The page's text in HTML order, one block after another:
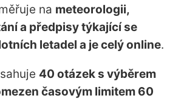
na meteorologii,
a předpisy týkající se
letadel a je celý online.
40 otázek s výběrem
časovým limitem 60